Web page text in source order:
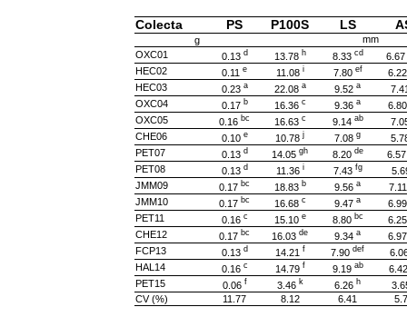
Colecta PS P100S LS
g
mm
OXC01
0.13 d 13.78 h 8.33 cd
6.67
HEC02
0.11 e 11.08 i 7.80 ef
HEC03
0.23 a 22.08 a 9.52 a
OXC04
0.17 b 16.36 c 9.36 a
OXC05
0.16 bc 16.63 c 9.14 ab
CHE06
0.10 e 10.78j 7.08 g
PET07
0.13 d 14.05 gh 8.20 de
PET08
0.13 d 11.36 i 7.43 fg
JMM09
0.17 bc 18.83 b 9.56 a
JMM10
0.17 bc 16.68 c 9.47 a
PET11
0.16 c 15.10 e 8.80 bc
CHE12
0.17 bc 16.03 de 9.34 a
FCP13
0.13 d 14.21 f 7.90 def
HAL14
0.16 c 14.79 f 9.19 ab
PET15
0.06 f 3.46 k 6.26 h
CV (%)
11.77 8.12 6.41